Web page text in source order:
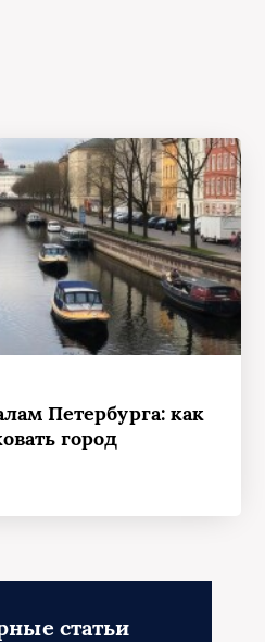
Петербурга: как
город
статьи